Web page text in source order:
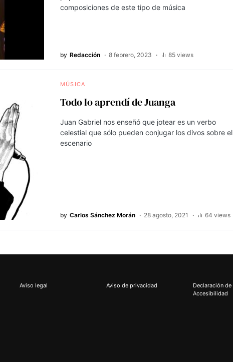
composiciones de este tipo de música
by Redacción 8 febrero, 2023 85 views
MÚSICA
Todo lo aprendí de Juanga
Juan Gabriel nos enseñó que jotear es un verbo
celestial que sólo pueden conjugar los divos sobre el
escenario
by Carlos Sánchez Morán 28 agosto, 2021 64 views
Aviso legal Aviso de privacidad
Declaración de
Accesibilidad